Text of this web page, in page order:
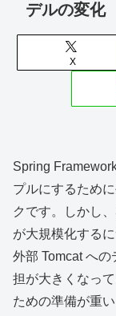
デルの変化
X
Spring
プルにするため
クです。しかし
が大規模化する
外部 Tomcat へ
担が大きくなっ
ための準備が重